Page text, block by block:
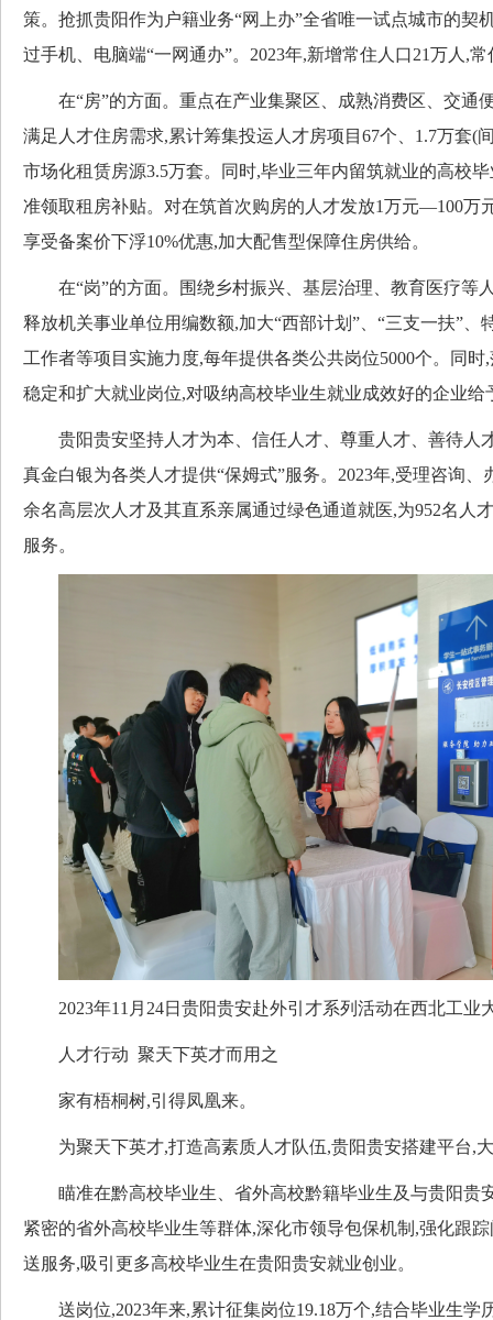
策。抢抓贵阳作为户籍业务“网上办”全省唯一试点城市的契
过手机、电脑端“一网通办”。2023年,新增常住人口21万人,
在“房”的方面。重点在产业集聚区、成熟消费区、交通
满足人才住房需求,累计筹集投运人才房项目67个、1.7万套(
市场化租赁房源3.5万套。同时,毕业三年内留筑就业的高校
准领取租房补贴。对在筑首次购房的人才发放1万元—100万
享受备案价下浮10%优惠,加大配售型保障住房供给。
在“岗”的方面。围绕乡村振兴、基层治理、教育医疗等
释放机关事业单位用编数额,加大“西部计划”、“三支一扶”、
工作者等项目实施力度,每年提供各类公共岗位5000个。同
稳定和扩大就业岗位,对吸纳高校毕业生就业成效好的企业给
贵阳贵安坚持人才为本、信任人才、尊重人才、善待人
真金白银为各类人才提供“保姆式”服务。2023年,受理咨询、
余名高层次人才及其直系亲属通过绿色通道就医,为952名人
服务。
2023年11月24日贵阳贵安赴外引才系列活动在西北工业
人才行动 聚天下英才而用之
家有梧桐树,引得凤凰来。
为聚天下英才,打造高素质人才队伍,贵阳贵安搭建平台,
瞄准在黔高校毕业生、省外高校黔籍毕业生及与贵阳贵
紧密的省外高校毕业生等群体,深化市领导包保机制,强化跟
送服务,吸引更多高校毕业生在贵阳贵安就业创业。
送岗位,2023年来,累计征集岗位19.18万个,结合毕业生学